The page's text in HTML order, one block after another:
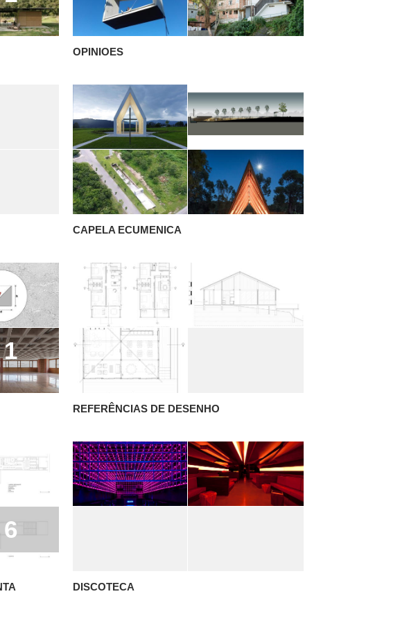
OPINIOES
CAPELA ECUMENICA
REFERÊNCIAS DE DESENHO
DISCOTECA